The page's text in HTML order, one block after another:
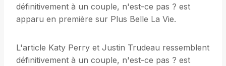
définitivement à un couple, n'est-ce pas ? est
apparu en première sur Plus Belle La Vie.
L'article Katy Perry et Justin Trudeau ressemblent
définitivement à un couple, n'est-ce pas ? est